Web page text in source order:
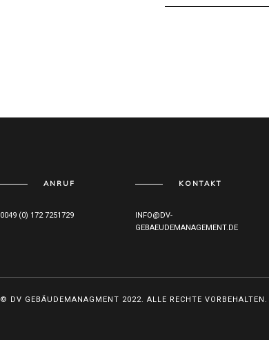
ANRUF
0049 (0) 172 7251729
KONTAKT
INFO@DV-
GEBAEUDEMANAGEMENT.DE
© DV GEBÄUDEMANAGMENT 2022. ALLE RECHTE VORBEHALTEN.